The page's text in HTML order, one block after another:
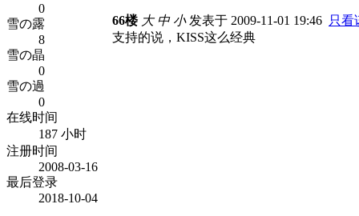
0
雪の露
8
雪の晶
0
雪の過
0
在线时间
187 小时
注册时间
2008-03-16
最后登录
2018-10-04
66楼 大 中 小发表于 2009-11-01 19:46 只看
支持的说，KISS这么经典